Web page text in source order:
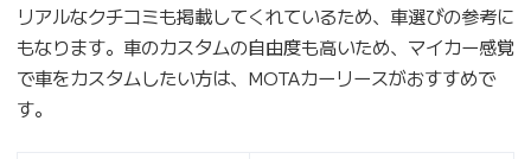
リアルなクチコミも掲載してくれているため、車選びの参考に
もなります。車のカスタムの自由度も高いため、マイカー感覚
で車をカスタムしたい方は、MOTAカーリースがおすすめで
す。